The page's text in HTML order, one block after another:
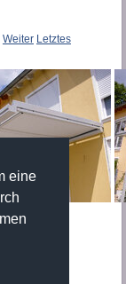
eine
Weiter Letztes